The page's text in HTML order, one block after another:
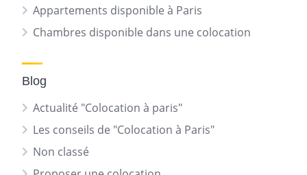
Appartements disponible à Paris
Chambres disponible dans une colocation
Blog
Actualité "Colocation à paris"
Les conseils de "Colocation à Paris"
Non classé